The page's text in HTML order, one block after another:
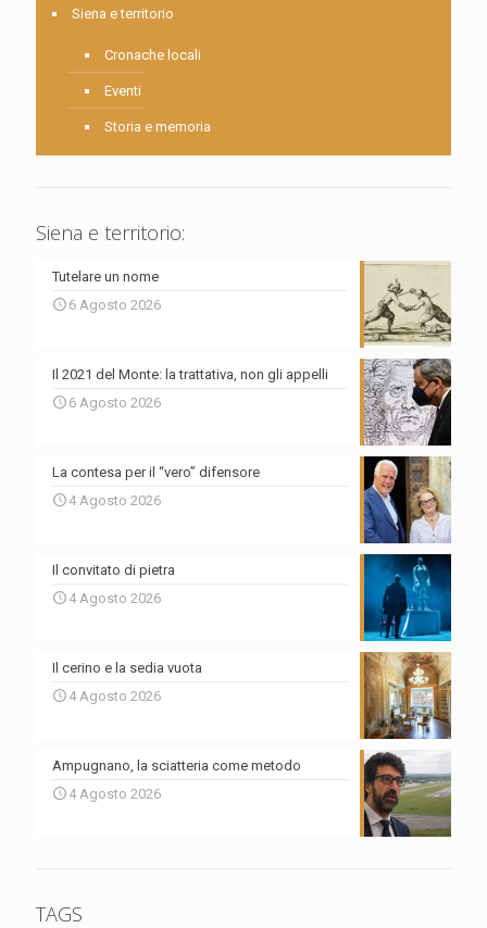
Siena e territorio
Cronache locali
Eventi
Storia e memoria
Siena e territorio:
Tutelare un nome
6 Agosto 2026
Il 2021 del Monte: la trattativa, non gli appelli
6 Agosto 2026
La contesa per il “vero” difensore
4 Agosto 2026
Il convitato di pietra
4 Agosto 2026
Il cerino e la sedia vuota
4 Agosto 2026
Ampugnano, la sciatteria come metodo
4 Agosto 2026
TAGS